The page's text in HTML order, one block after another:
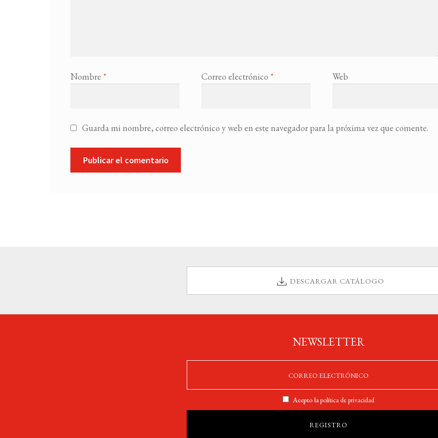
Nombre * Correo electrónico * Web
Guarda mi nombre, correo electrónico y web en este navegador para la próxima vez que comente.
DESCARGAR CATÁLOGO
NEWSLETTER
Acepto lapolítica de privacidad